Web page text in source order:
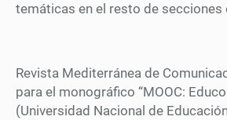
temáticas en el resto de secciones
Revista Mediterránea de
para el monográfico “MOOC:
(Universidad Nacional de